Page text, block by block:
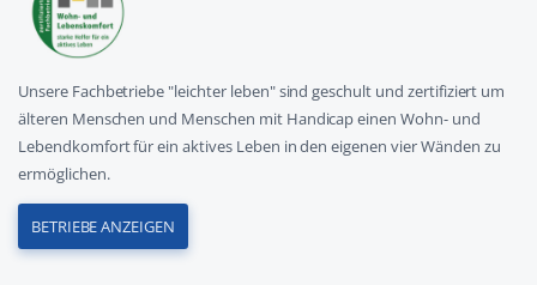
Unsere Fachbetriebe "leichter leben" sind geschult und zertifiziert um
älteren Menschen und Menschen mit Handicap einen Wohn- und
Lebendkomfort für ein aktives Leben in den eigenen vier Wänden zu
ermöglichen.
BETRIEBE ANZEIGEN